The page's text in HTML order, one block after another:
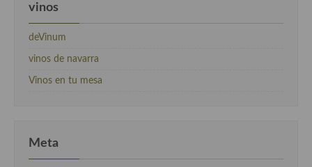
vinos
deVinum
vinos de navarra
Vinos en tu mesa
Meta